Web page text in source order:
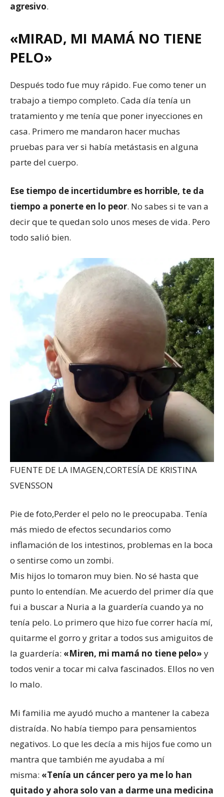
agresivo.
«MIRAD, MI MAMÁ NO TIENE
PELO»
Después todo fue muy rápido. Fue como tener un
trabajo a tiempo completo. Cada día tenía un
tratamiento y me tenía que poner inyecciones en
casa. Primero me mandaron hacer muchas
pruebas para ver si había metástasis en alguna
parte del cuerpo.
Ese tiempo de incertidumbre es horrible, te da
tiempo a ponerte en lo peor. No sabes si te van a
decir que te quedan solo unos meses de vida. Pero
todo salió bien.
FUENTE DE LA IMAGEN,CORTESÍA DE KRISTINA
SVENSSON
Pie de foto,Perder el pelo no le preocupaba. Tenía
más miedo de efectos secundarios como
inflamación de los intestinos, problemas en la boca
o sentirse como un zombi.
Mis hijos lo tomaron muy bien. No sé hasta que
punto lo entendían. Me acuerdo del primer día que
fui a buscar a Nuria a la guardería cuando ya no
tenía pelo. Lo primero que hizo fue correr hacía mí,
quitarme el gorro y gritar a todos sus amiguitos de
la guardería: «Miren, mi mamá no tiene pelo» y
todos venir a tocar mi calva fascinados. Ellos no ven
lo malo.
Mi familia me ayudó mucho a mantener la cabeza
distraída. No había tiempo para pensamientos
negativos. Lo que les decía a mis hijos fue como un
mantra que también me ayudaba a mí
misma: «Tenía un cáncer pero ya me lo han
quitado y ahora solo van a darme una medicina